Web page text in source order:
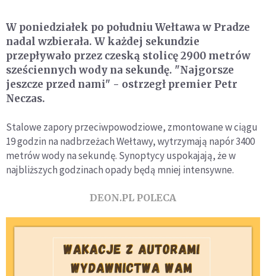
W poniedziałek po południu Wełtawa w Pradze
nadal wzbierała. W każdej sekundzie
przepływało przez czeską stolicę 2900 metrów
sześciennych wody na sekundę. "Najgorsze
jeszcze przed nami" - ostrzegł premier Petr
Neczas.
Stalowe zapory przeciwpowodziowe, zmontowane w ciągu
19 godzin na nadbrzeżach Wełtawy, wytrzymają napór 3400
metrów wody na sekundę. Synoptycy uspokajają, że w
najbliższych godzinach opady będą mniej intensywne.
DEON.PL POLECA